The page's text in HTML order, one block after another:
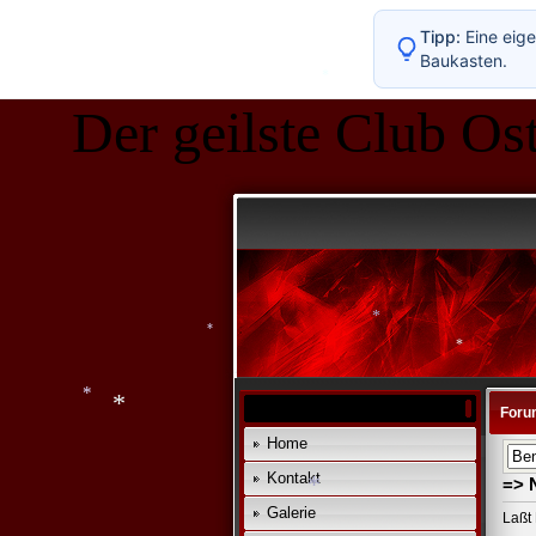
Der geilste Club
Home
Kontakt
Galerie
=>
Laßt
Tipp: Eine
Baukasten.
*